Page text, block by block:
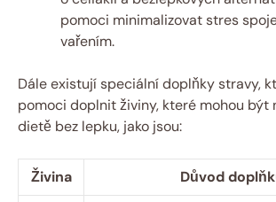
pomoci minimalizovat stres
vařením.
Dále existují speciální doplňky stravy,
pomoci doplnit živiny, které mohou být
dietě bez lepku, jako jsou:
Živina Důvod